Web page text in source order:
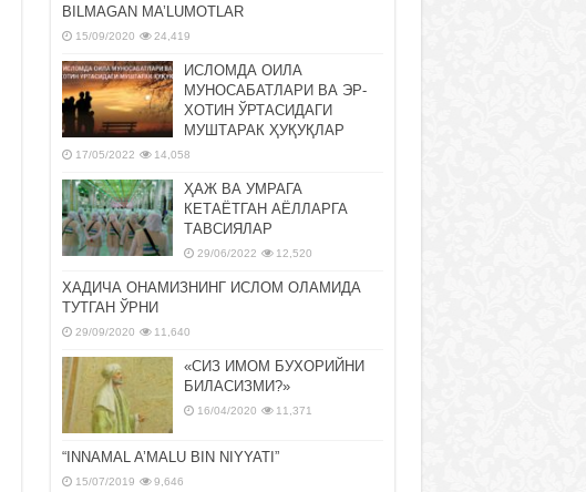
BILMAGAN MA’LUMOTLAR
15/09/2020 24,419
ИСЛОМДА ОИЛА
МУНОСАБАТЛАРИ ВА ЭР-
ХОТИН ЎРТАСИДАГИ
МУШТАРАК ҲУҚУҚЛАР
17/05/2022 14,058
ҲАЖ ВА УМРАГА
КЕТАЁТГАН АЁЛЛАРГА
ТАВСИЯЛАР
29/06/2022 12,520
ХАДИЧА ОНАМИЗНИНГ ИСЛОМ ОЛАМИДА
ТУТГАН ЎРНИ
29/09/2020 11,640
«СИЗ ИМОМ БУХОРИЙНИ
БИЛАСИЗМИ?»
16/04/2020 11,371
“INNAMAL A’MALU BIN NIYYATI”
15/07/2019 9,646